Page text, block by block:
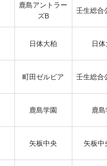
鹿島アントラー
ズB
壬生総合
日体大柏 日
町田ゼルビア 壬生総合
鹿島学園 鹿
矢板中央 矢板中